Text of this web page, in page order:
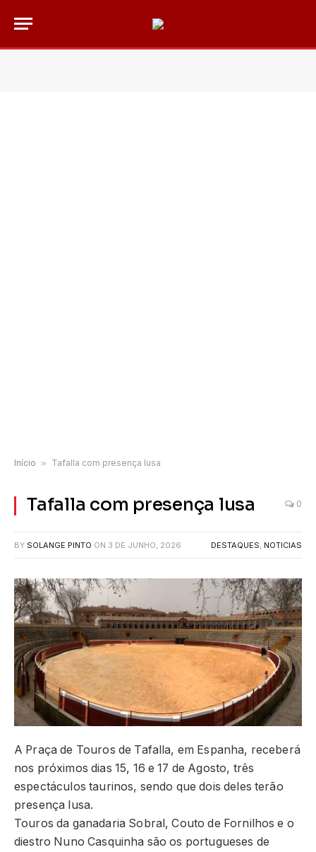
Início » Tafalla com presença lusa
Tafalla com presença lusa 0
BY SOLANGE PINTO ON 3 DE JUNHO, 2026 DESTAQUES, NOTICIAS
A Praça de Touros de Tafalla, em Espanha, receberá
nos próximos dias 15, 16 e 17 de Agosto, três
espectáculos taurinos, sendo que dois deles terão
presença lusa.
Touros da ganadaria Sobral, Couto de Fornilhos e o
diestro Nuno Casquinha são os portugueses de